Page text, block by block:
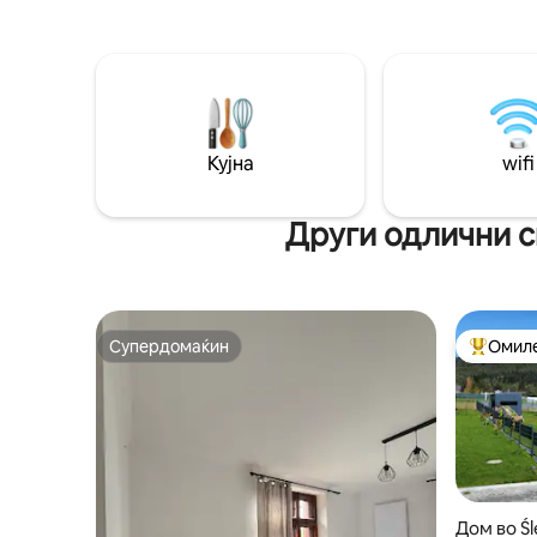
природата. Уживајте во спокојството,
препуштете се на прекрасните
пејзажи и дозволете оваа планинска
куќа да ви биде бегство во
до вас.
Кујна wifi
Други одлични
Супердомаќин
Супердомаќин Меѓу
Дом во